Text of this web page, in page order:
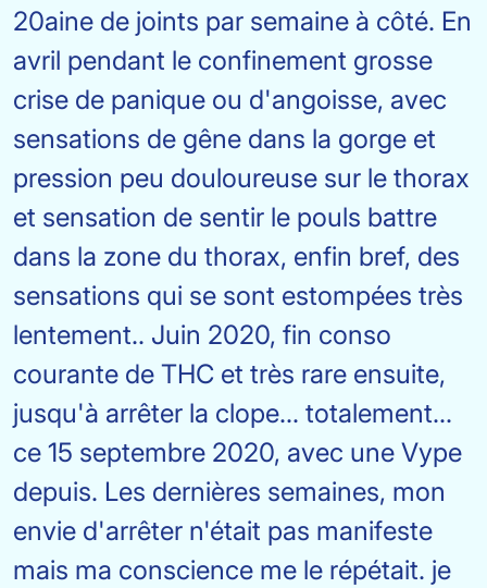
20aine de joints par semaine à côté. En
avril pendant le confinement grosse
crise de panique ou d'angoisse, avec
sensations de gêne dans la gorge et
pression peu douloureuse sur le thorax
et sensation de sentir le pouls battre
dans la zone du thorax, enfin bref, des
sensations qui se sont estompées très
lentement.. Juin 2020, fin conso
courante de THC et très rare ensuite,
jusqu'à arrêter la clope... totalement...
ce 15 septembre 2020, avec une Vype
depuis. Les dernières semaines, mon
envie d'arrêter n'était pas manifeste
mais ma conscience me le répétait. je